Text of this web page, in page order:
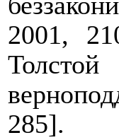
2001,
285].